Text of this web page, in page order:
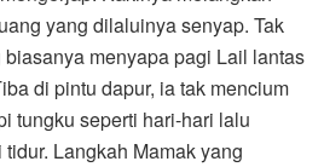
yang dilaluinya senyap. Tak
menyapa pagi Lail lantas
di pintu dapur, ia tak mencium
tungku seperti hari-hari lalu
Langkah Mamak yang